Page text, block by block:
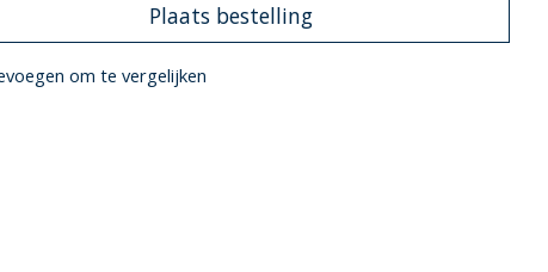
Plaats bestelling
om te vergelijken